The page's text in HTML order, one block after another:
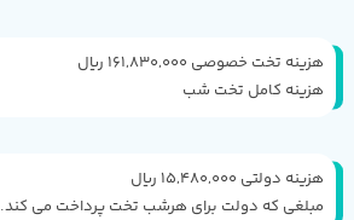
هزینه تخت خصوصی 161,830,000 ریال
هزینه کامل تخت شب
هزینه دولتی 15,480,000 ریال
مبلغی که دولت برای هرشب تخت پرداخت می کند.